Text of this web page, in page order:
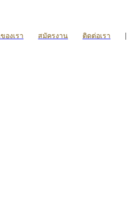
องเรา สมัครงาน ติดต่อเรา |